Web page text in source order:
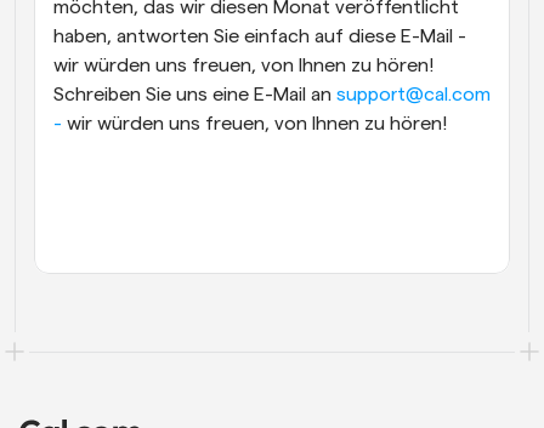
möchten, das wir diesen Monat veröffentlicht
haben, antworten Sie einfach auf diese E-Mail -
wir würden uns freuen, von Ihnen zu hören!
Schreiben Sie uns eine E-Mail an support@cal.com
- wir würden uns freuen, von Ihnen zu hören!